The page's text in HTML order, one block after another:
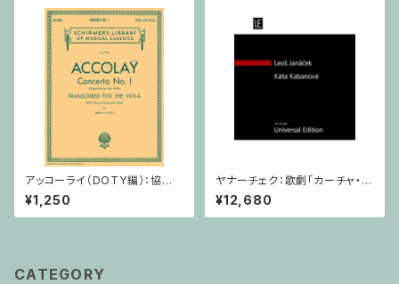
アッコーライ（DOTY編）：協奏
曲第1番 / ヴィオラ・ピアノ
¥1,250
ヤナーチェク：歌劇「カーチャ・カ
ヴァノヴァー」 / フルスコア
¥12,680
CATEGORY